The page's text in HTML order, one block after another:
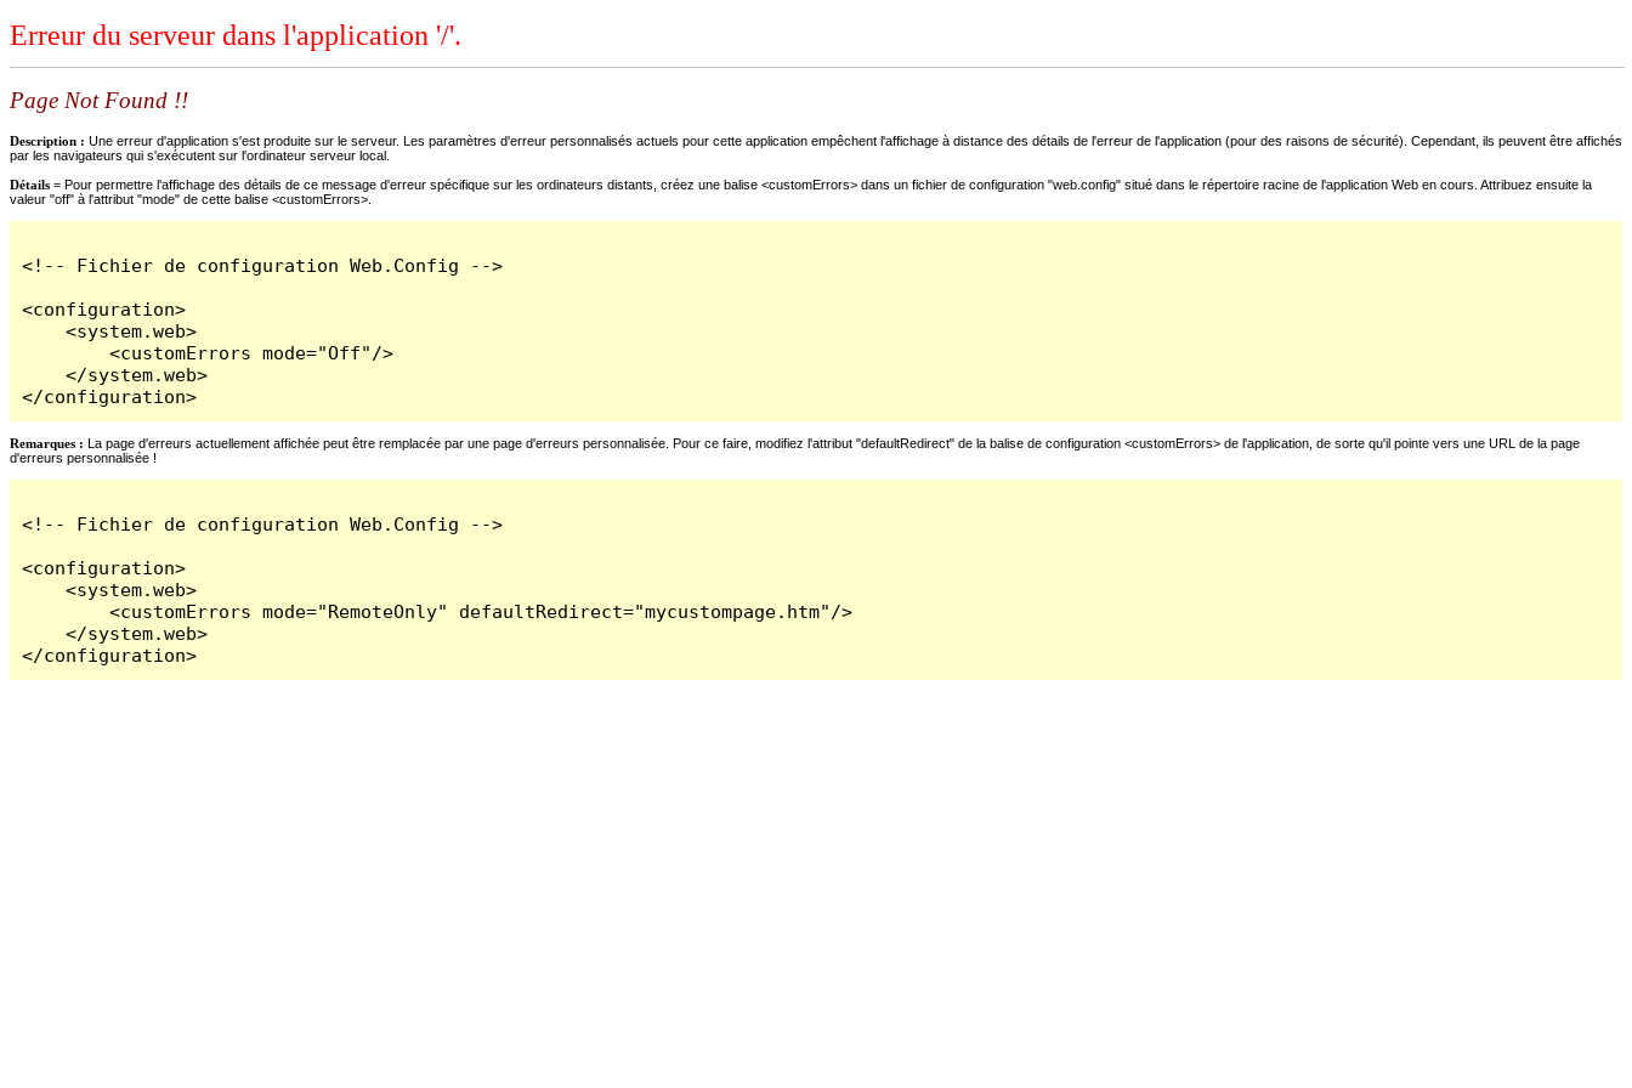
Erreur du serveur dans l'application '/'.
Page Not Found !!
Description : Une erreur d'application s'est produite sur le serveur. Les paramètres d'erreur personnalisés actuels pour cette application empêchent l'affichage à distance des détails de l'erreur de l'application (pour des raisons de sécurité). Cependant, ils peuvent être affichés
par les navigateurs qui s'exécutent sur l'ordinateur serveur local.
Détails = Pour permettre l'affichage des détails de ce message d'erreur spécifique sur les ordinateurs distants, créez une balise <customErrors> dans un fichier de configuration "web.config" situé dans le répertoire racine de l'application Web en cours. Attribuez ensuite la
valeur "off" à l'attribut "mode" de cette balise <customErrors>.
<!-- Fichier de configuration Web.Config -->
<configuration>
    <system.web>
        <customErrors mode="Off"/>
    </system.web>
</configuration>
Remarques : La page d'erreurs actuellement affichée peut être remplacée par une page d'erreurs personnalisée. Pour ce faire, modifiez l'attribut "defaultRedirect" de la balise de configuration <customErrors> de l'application, de sorte qu'il pointe vers une URL de la page
d'erreurs personnalisée !
<!-- Fichier de configuration Web.Config -->
<configuration>
    <system.web>
        <customErrors mode="RemoteOnly" defaultRedirect="mycustompage.htm"/>
    </system.web>
</configuration>